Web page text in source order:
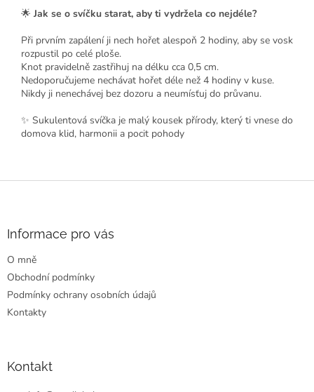
🌟 Jak se o svíčku starat, aby ti vydržela co nejdéle?
Při prvním zapálení ji nech hořet alespoň 2 hodiny, aby se vosk
rozpustil po celé ploše.
Knot pravidelně zastřihuj na délku cca 0,5 cm.
Nedoporučujeme nechávat hořet déle než 4 hodiny v kuse.
Nikdy ji nenechávej bez dozoru a neumísťuj do průvanu.
✨ Sukulentová svíčka je malý kousek přírody, který ti vnese do
domova klid, harmonii a pocit pohody
Informace pro vás
O mně
Obchodní podmínky
Podmínky ochrany osobních údajů
Kontakty
Kontakt